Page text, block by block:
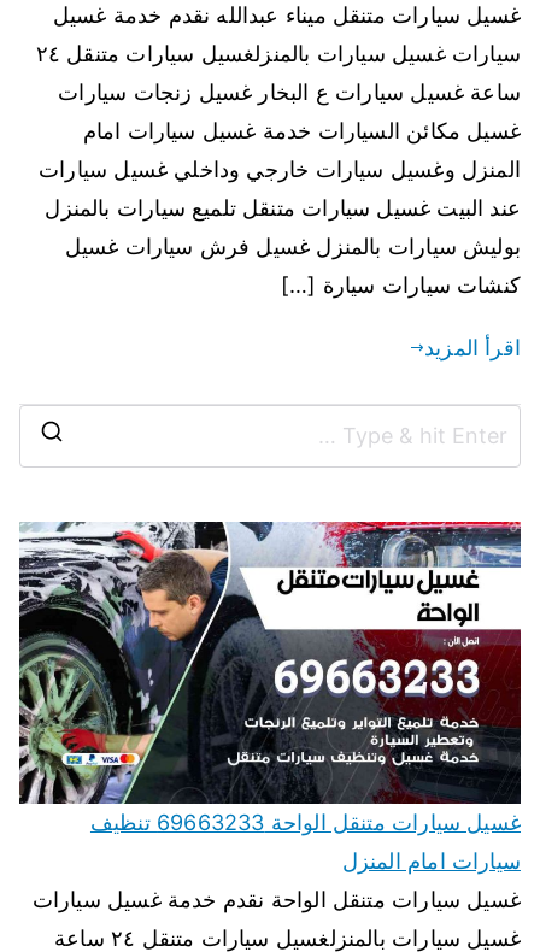
غسيل سيارات متنقل ميناء عبدالله نقدم خدمة غسيل
سيارات غسيل سيارات بالمنزلغسيل سيارات متنقل ٢٤
ساعة غسيل سيارات ع البخار غسيل زنجات سيارات
غسيل مكائن السيارات خدمة غسيل سيارات امام
المنزل وغسيل سيارات خارجي وداخلي غسيل سيارات
عند البيت غسيل سيارات متنقل تلميع سيارات بالمنزل
بوليش سيارات بالمنزل غسيل فرش سيارات غسيل
كنشات سيارات سيارة […]
اقرأ المزيد
غسيل سيارات متنقل الواحة 69663233 تنظيف
سيارات امام المنزل
غسيل سيارات متنقل الواحة نقدم خدمة غسيل سيارات
غسيل سيارات بالمنزلغسيل سيارات متنقل ٢٤ ساعة